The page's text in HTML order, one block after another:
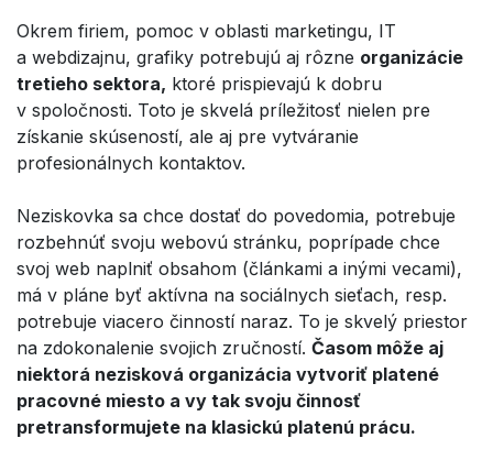
Okrem firiem, pomoc v oblasti marketingu, IT
a webdizajnu, grafiky potrebujú aj rôzne organizácie
tretieho sektora, ktoré prispievajú k dobru
v spoločnosti. Toto je skvelá príležitosť nielen pre
získanie skúseností, ale aj pre vytváranie
profesionálnych kontaktov.
Neziskovka sa chce dostať do povedomia, potrebuje
rozbehnúť svoju webovú stránku, poprípade chce
svoj web naplniť obsahom (článkami a inými vecami),
má v pláne byť aktívna na sociálnych sieťach, resp.
potrebuje viacero činností naraz. To je skvelý priestor
na zdokonalenie svojich zručností. Časom môže aj
niektorá nezisková organizácia vytvoriť platené
pracovné miesto a vy tak svoju činnosť
pretransformujete na klasickú platenú prácu.